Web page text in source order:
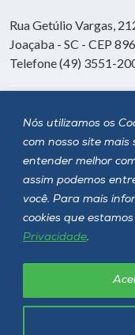
Nós utilizamos os
com nosso site mais
entender melhor
assim podemos
você. Para mais
cookies que
Privacidade.
Rua Getúlio Vargas,
Joaçaba - SC - CEP
Telefone (49) 3551-
Siga a
Unoesc © 2026 - Todos os
Política de privacidade